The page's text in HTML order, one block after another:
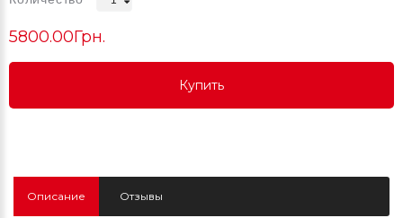
5800.00Грн.
Купить
Купить
Описание Отзывы